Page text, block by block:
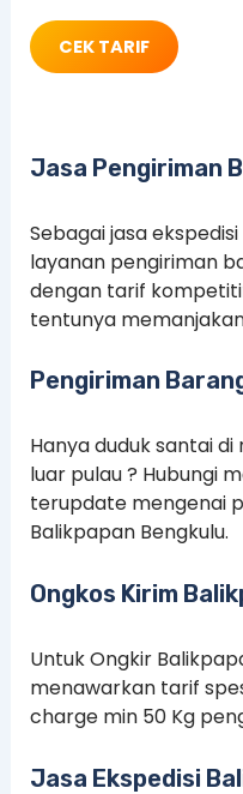
CEK TARIF
Jasa Pengiriman
Sebagai jasa
layanan pengiriman
dengan tarif
tentunya
Pengiriman
Hanya duduk santai
luar pulau ? Hubungi
terupdate mengenai
Balikpapan Bengkulu.
Ongkos Kirim
Untuk Ongkir
menawarkan tarif
charge min 50 Kg
Jasa Ekspedisi